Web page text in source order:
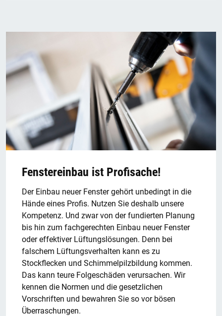
Fenstereinbau ist Profisache!
Der Einbau neuer Fenster gehört unbedingt in die
Hände eines Profis. Nutzen Sie deshalb unsere
Kompetenz. Und zwar von der fundierten Planung
bis hin zum fachgerechten Einbau neuer Fenster
oder effektiver Lüftungslösungen. Denn bei
falschem Lüftungsverhalten kann es zu
Stockflecken und Schimmelpilzbildung kommen.
Das kann teure Folgeschäden verursachen. Wir
kennen die Normen und die gesetzlichen
Vorschriften und bewahren Sie so vor bösen
Überraschungen.